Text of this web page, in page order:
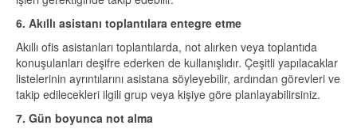
6. Akıllı asistanı toplantılara entegre etme
Akıllı ofis asistanları toplantılarda, not alırken veya toplantıda
konuşulanları deşifre ederken de kullanışlıdır. Çeşitli yapılacaklar
listelerinin ayrıntılarını asistana söyleyebilir, ardından görevleri ve
takip edilecekleri ilgili grup veya kişiye göre planlayabilirsiniz.
7. Gün boyunca not alma